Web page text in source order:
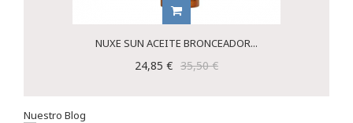
NUXE SUN ACEITE BRONCEADOR...
24,85 € 35,50 €
Nuestro Blog